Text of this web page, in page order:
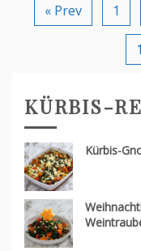
« Prev 1
KÜRBIS-
Kürbis-